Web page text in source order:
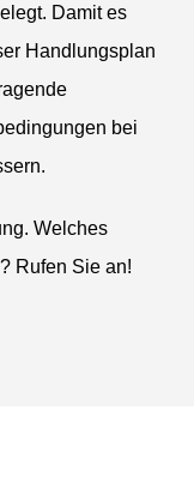
Damit es
Handlungsplan
bei
Welches
Rufen Sie an!